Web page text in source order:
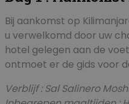
Bij aankomst op
u verwelkomd door uw
hotel gelegen aan de
ontmoet er de gids voor
Verblijf : Sal Salinero